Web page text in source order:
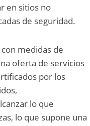
en sitios no
de seguridad.
medidas de
oferta de servicios
por los
lo que
lo que supone una